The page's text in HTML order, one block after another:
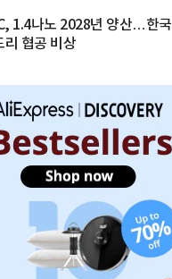
1.4나노 2028년 양산…한국
리 협공 비상